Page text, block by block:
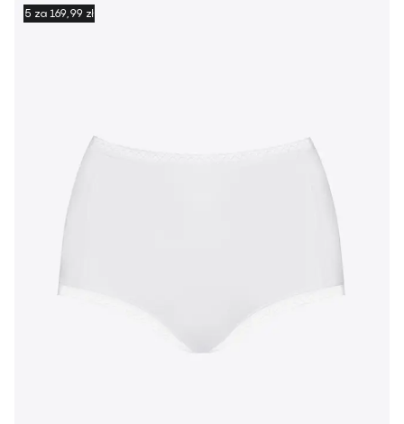
5 za 169,99 zł